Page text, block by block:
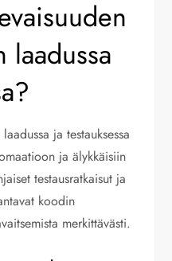
ja testauksessa
ja älykkäisiin
testausratkaisut ja
koodin
merkittävästi.